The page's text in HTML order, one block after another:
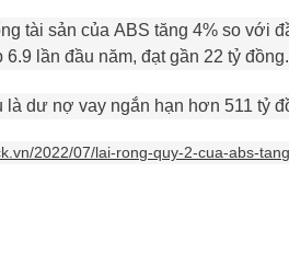
tài sản củaABS tăng 4% so với
lần đầu năm, đạt gần 22 tỷ đồng.
là dư nợ vay ngắn hạn hơn 511 tỷ
2022/07/lai-rong-quy-2-cua-abs-